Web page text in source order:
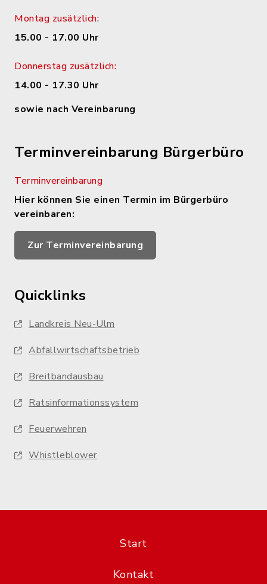
Montag zusätzlich:
15.00 - 17.00 Uhr
Donnerstag zusätzlich:
14.00 - 17.30 Uhr
sowie nach Vereinbarung
Terminvereinbarung Bürgerbüro
Terminvereinbarung
Hier können Sie einen Termin im Bürgerbüro
vereinbaren:
Zur Terminvereinbarung
Quicklinks
Landkreis Neu-Ulm
Abfallwirtschaftsbetrieb
Breitbandausbau
Ratsinformationssystem
Feuerwehren
Whistleblower
Start
Kontakt